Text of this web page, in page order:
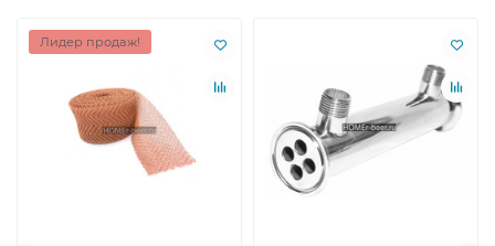
Лидер продаж!